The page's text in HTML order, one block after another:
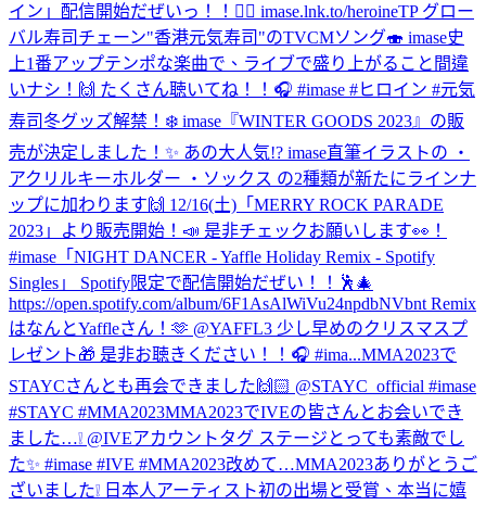
イン」配信開始だぜいっ！！🦸‍♀️ imase.lnk.to/heroineTP グロー
バル寿司チェーン"香港元気寿司"のTVCMソング🍣 imase史
上1番アップテンポな楽曲で、ライブで盛り上がること間違
いナシ！🙌 たくさん聴いてね！！🎧 #imase #ヒロイン #元気
寿司 冬グッズ解禁！❄️ imase『WINTER GOODS 2023』の販
売が決定しました！✨ あの大人気!? imase直筆イラストの ・
アクリルキーホルダー ・ソックス の2種類が新たにラインナ
ップに加わります🙌 12/16(土)「MERRY ROCK PARADE
2023」より販売開始！📣 是非チェックお願いします👀！
#imase 「NIGHT DANCER - Yaffle Holiday Remix - Spotify
Singles」 Spotify限定で配信開始だぜい！！🕺🎄
https://open.spotify.com/album/6F1AsAlWiVu24npdbNVbnt Remix
はなんとYaffleさん！🫶 @YAFFL3 少し早めのクリスマスプ
レゼント🎁 是非お聴きください！！🎧 #ima...MMA2023で
STAYCさんとも再会できました🙌🏻 @STAYC_official #imase
#STAYC #MMA2023MMA2023でIVEの皆さんとお会いでき
ました…❕ @IVEアカウントタグ ステージとっても素敵でし
た✨ #imase #IVE #MMA2023改めて…MMA2023ありがとうご
ざいました❕ 日本人アーティスト初の出場と受賞、本当に嬉